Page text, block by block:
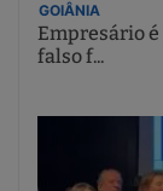
GOIÂNIA
Empresário
falso f...